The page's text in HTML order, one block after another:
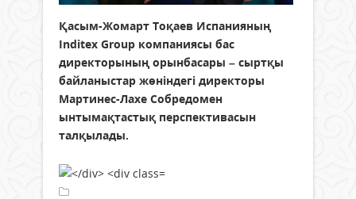
Қасым-Жомарт Тоқаев Испанияның
Inditex Group компаниясы бас
директорының орынбасары – сыртқы
байланыстар жөніндегі директоры
Мартинес-Лахе Собредомен
ынтымақтастық перспективасын
талқылады.